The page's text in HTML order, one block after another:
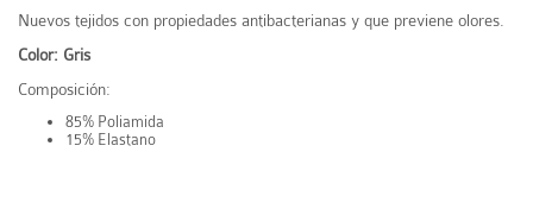
Nuevos tejidos con propiedades antibacterianas y que previene olores.
Color: Gris
Composición:
85% Poliamida
15% Elastano